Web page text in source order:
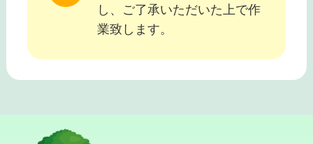
し、ご了承いただいた上で作
業致します。